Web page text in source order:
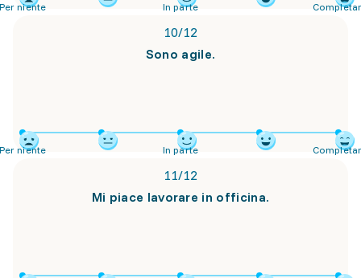
niente In parte
10/12
Sono agile.
niente In parte
11/12
Mi piace lavorare in officina.